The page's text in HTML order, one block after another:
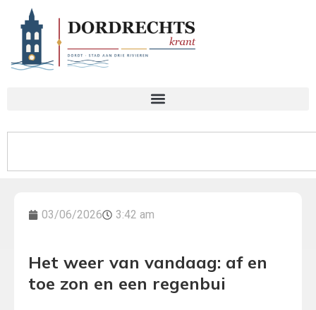
03/06/2026 3:42 am
Het weer van vandaag: af en
toe zon en een regenbui